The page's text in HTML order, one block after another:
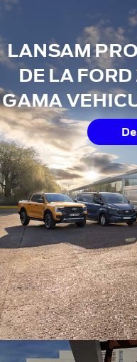
LANSAM
DE LA
GAMA